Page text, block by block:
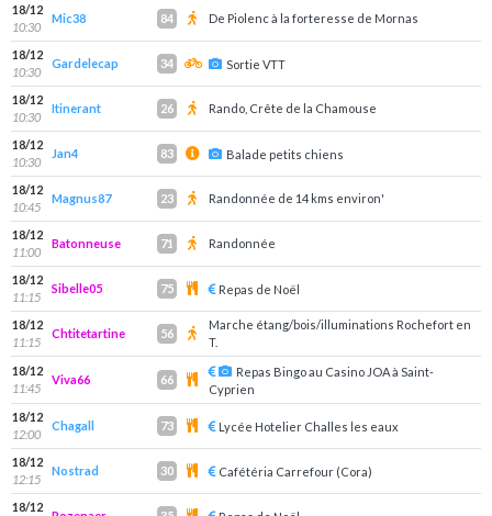
18/12
10:30
Mic38 84 De Piolenc à la forteresse de Mornas
18/12
10:30
Gardelecap 34 Sortie VTT
18/12
10:30
Itinerant 26 Rando, Crête de la Chamouse
18/12
10:30
Jan4 83 Balade petits chiens
18/12
10:45
Magnus87 23 Randonnée de 14 kms environ'
18/12
11:00
Batonneuse 71 Randonnée
18/12
11:15
Sibelle05 75 Repas de Noël
18/12
11:15
Chtitetartine 56
Marche étang/bois/illuminations Rochefort en
T.
18/12
11:45
Viva66 66
Repas Bingo au Casino JOA à Saint-
Cyprien
18/12
12:00
Chagall 73 Lycée Hotelier Challes les eaux
18/12
12:15
Nostrad 30 Cafétéria Carrefour (Cora)
18/12